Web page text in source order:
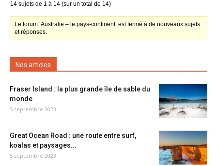
14 sujets de 1 à 14 (sur un total de 14)
Le forum ‘Australie – le pays-continent’ est fermé à de nouveaux sujets
et réponses.
Nos articles
Fraser Island : la plus grande île de sable du
monde
5 septembre 2023
Great Ocean Road : une route entre surf,
koalas et paysages...
5 septembre 2023